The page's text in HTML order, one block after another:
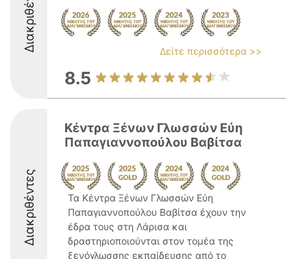
Δείτε περισσότερα >>
8.5
Διακριθέντες
Κέντρα Ξένων Γλωσσών Εύη
Παπαγιαννοπούλου Βαβίτσα
Τα Κέντρα Ξένων Γλωσσών Εύη
Παπαγιαννοπούλου Βαβίτσα έχουν την
έδρα τους στη Λάρισα και
δραστηριοποιούνται στον τομέα της
ξενόγλωσσης εκπαίδευσης από το